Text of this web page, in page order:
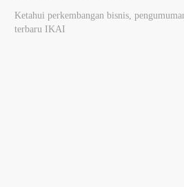
Ketahui perkembangan bisnis,
terbaru IKAI